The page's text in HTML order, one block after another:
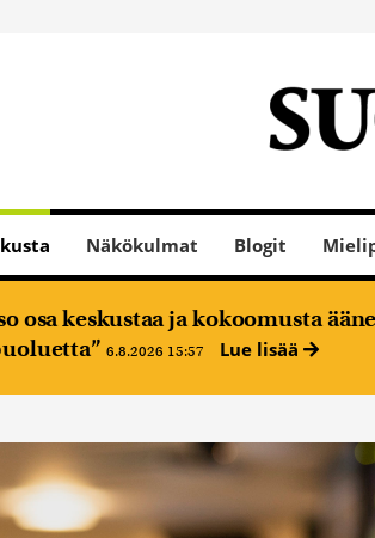
Näkökulmat Blogit
osa keskustaa ja kokoomusta
6.8.2026 15:57 Lue lisää